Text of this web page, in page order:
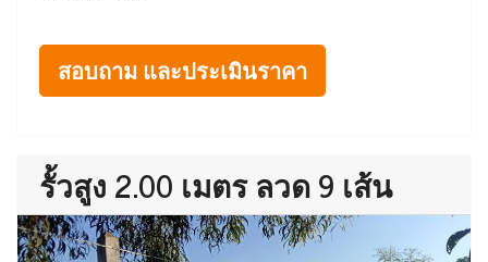
สอบถาม และประเมินราคา
รั้วสูง 2.00 เมตร ลวด 9 เส้น